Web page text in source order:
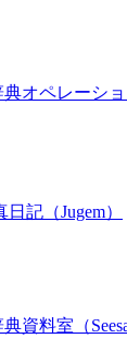
オペレーショ
記（Jugem）
資料室（